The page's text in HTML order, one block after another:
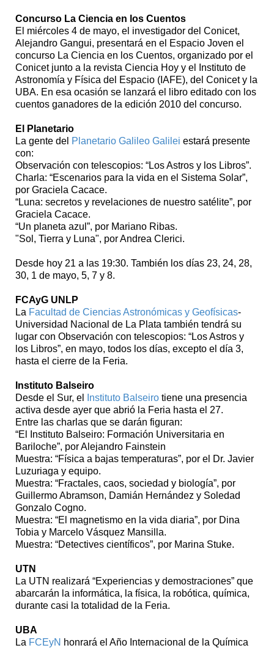
Concurso La Ciencia en los Cuentos
El miércoles 4 de mayo, el investigador del Conicet,
Alejandro Gangui, presentará en el Espacio Joven el
concurso La Ciencia en los Cuentos, organizado por el
Conicet junto a la revista Ciencia Hoy y el Instituto de
Astronomía y Física del Espacio (IAFE), del Conicet y la
UBA. En esa ocasión se lanzará el libro editado con los
cuentos ganadores de la edición 2010 del concurso.
El Planetario
La gente del Planetario Galileo Galilei estará presente
con:
Observación con telescopios: “Los Astros y los Libros”.
Charla: “Escenarios para la vida en el Sistema Solar”,
por Graciela Cacace.
“Luna: secretos y revelaciones de nuestro satélite”, por
Graciela Cacace.
“Un planeta azul”, por Mariano Ribas.
"Sol, Tierra y Luna", por Andrea Clerici.
Desde hoy 21 a las 19:30. También los días 23, 24, 28,
30, 1 de mayo, 5, 7 y 8.
FCAyG UNLP
La Facultad de Ciencias Astronómicas y Geofísicas-
Universidad Nacional de La Plata también tendrá su
lugar con Observación con telescopios: “Los Astros y
los Libros”, en mayo, todos los días, excepto el día 3,
hasta el cierre de la Feria.
Instituto Balseiro
Desde el Sur, el
Instituto Balseiro tiene una presencia
activa desde ayer que abrió la Feria hasta el 27.
Entre las charlas que se darán figuran:
“El Instituto Balseiro: Formación Universitaria en
Bariloche”, por Alejandro Fainstein
Muestra: “Física a bajas temperaturas”, por el Dr. Javier
Luzuriaga y equipo.
Muestra: “Fractales, caos, sociedad y biología”, por
Guillermo Abramson, Damián Hernández y Soledad
Gonzalo Cogno.
Muestra: “El magnetismo en la vida diaria”, por Dina
Tobia y Marcelo Vásquez Mansilla.
Muestra: “Detectives científicos”, por Marina Stuke.
UTN
La UTN realizará “Experiencias y demostraciones” que
abarcarán la informática, la física, la robótica, química,
durante casi la totalidad de la Feria.
UBA
La FCEyN honrará el Año Internacional de la Química